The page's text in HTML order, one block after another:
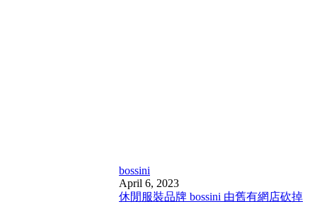
bossini
April 6, 2023
休閒服裝品牌 bossini 由舊有網店砍掉